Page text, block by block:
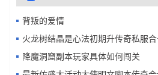
背叛的爱情
火龙树结晶是心法初期升传奇私服
经验道具
降魔洞窟副本玩家具体如何闯关